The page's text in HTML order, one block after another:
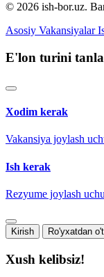
© 2026 ish-bor.uz.
Asosiy Vakansiyalar
E'lon turini
Xodim kerak
Vakansiya joylash
Ish kerak
Rezyume joylash
Kirish Ro'yxatdan
Xush kelibsiz!